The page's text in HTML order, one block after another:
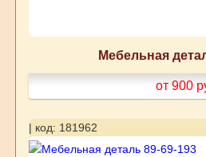
Мебельная
от 900
| код: 181962